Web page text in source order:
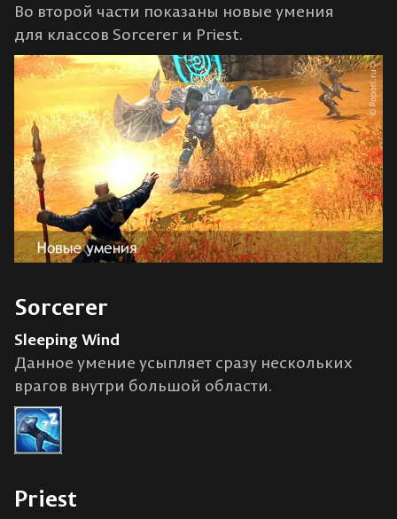
Во второй части показаны новые умения
для классов Sorcerer и Priest.
Sorcerer
Sleeping Wind
Данное умение усыпляет сразу нескольких
врагов внутри большой области.
Priest